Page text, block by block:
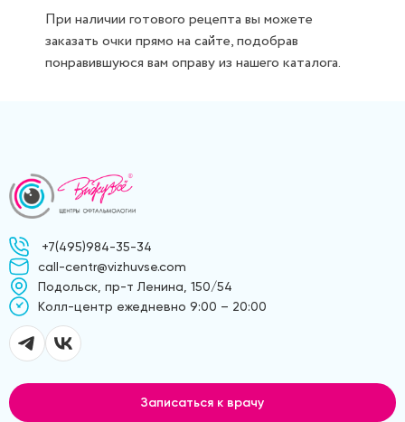
При наличии готового рецепта вы можете
заказать очки прямо на сайте, подобрав
понравившуюся вам оправу из нашего каталога.
+7(495)984-35-34
call-centr@vizhuvse.com
Подольск, пр-т Ленина, 150/54
Kолл-центр ежедневно 9:00 – 20:00
Записаться к врачу